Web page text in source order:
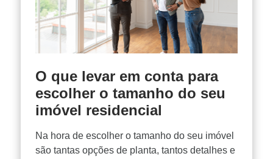
O que levar em conta para
escolher o tamanho do seu
imóvel residencial
Na hora de escolher o tamanho do seu imóvel
são tantas opções de planta, tantos detalhes e